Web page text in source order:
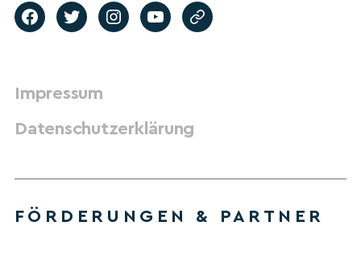
Impressum
Datenschutzerklärung
FÖRDERUNGEN & PARTNER